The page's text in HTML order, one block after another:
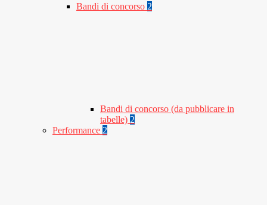
Bandi di concorso 2
Bandi di concorso (da pubblicare in
tabelle) 2
Performance 2